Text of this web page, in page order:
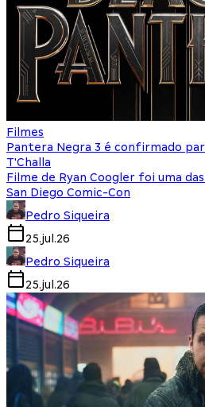
Filmes
Pantera Negra 3 é confirmado
T'Challa
Filme de Ryan Coogler foi uma
San Diego Comic-Con
Pedro Siqueira
25.jul.26
Pedro Siqueira
25.jul.26